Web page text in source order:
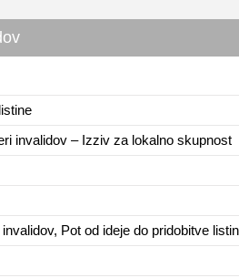
invalidov – Izziv za lokalno skupnost
Pot od ideje do pridobitve